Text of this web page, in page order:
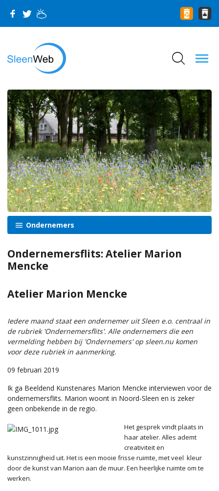
Ondernemers
Ondernemersflits: Atelier Marion
Mencke
Atelier Marion Mencke
Iedere maand staat een ondernemer uit Sleen e.o. centraal in
de rubriek 'Ondernemersflits'. Alle ondernemers die een
vermelding hebben bij 'Ondernemers' op sleen.nu komen
voor deze rubriek in aanmerking.
09 februari 2019
Ik ga Beeldend Kunstenares Marion Mencke interviewen voor de
ondernemersflits. Marion woont in Noord-Sleen en is zeker
geen onbekende in de regio.
Het gesprek vindt plaats in
haar atelier. Alles ademt
creativiteit en
kunstzinnigheid uit. Het is een mooie frisse ruimte, met veel kleur
door de kunst van Marion aan de muur. Een heerlijke ruimte om te
werken.